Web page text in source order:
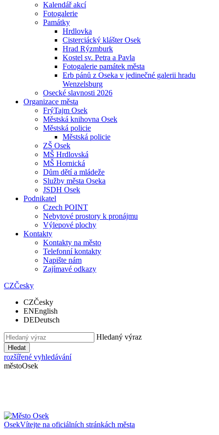
Kalendář akcí
Fotogalerie
Památky
Hrdlovka
Cisterciácký klášter Osek
Hrad Rýzmburk
Kostel sv. Petra a Pavla
Fotogalerie památek města
Erb pánů z Oseka v jedinečné galerii hradu
Wenzelsburg
Osecké slavnosti 2026
Organizace města
FrýTajm Osek
Městská knihovna Osek
Městská policie
Městská policie
ZŠ Osek
MŠ Hrdlovská
MŠ Hornická
Dům dětí a mládeže
Služby města Oseka
JSDH Osek
Podnikatel
Czech POINT
Nebytové prostory k pronájmu
Výlepové plochy
Kontakty
Kontakty na město
Telefonní kontakty
Napište nám
Zajímavé odkazy
CZČesky
CZČesky
ENEnglish
DEDeutsch
Hledaný výraz
Hledat
rozšířené vyhledávání
městoOsek
OsekVítejte na oficiálních stránkách města